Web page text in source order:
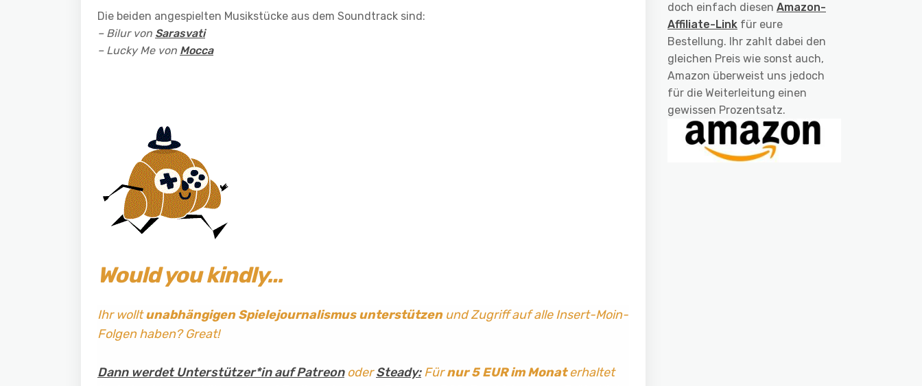
Die beiden angespielten Musikstücke aus dem Soundtrack sind:
– Bilur von Sarasvati
– Lucky Me von Mocca
Would you kindly…
Ihr wolltunabhängigen Spielejournalismus unterstützenund Zugriff auf alle Insert-Moin-
Folgen haben? Great!
Dann werdet Unterstützer*in auf PatreonoderSteady:Fürnur 5 EUR im Monaterhaltet
doch einfach diesen Amazon-
Affiliate-Link für eure
Bestellung. Ihr zahlt dabei den
gleichen Preis wie sonst auch,
Amazon überweist uns jedoch
für die Weiterleitung einen
gewissen Prozentsatz.